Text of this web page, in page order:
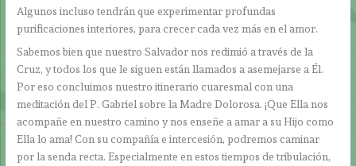
Algunos incluso tendrán que experimentar profundas
purificaciones interiores, para crecer cada vez más en el amor.
Sabemos bien que nuestro Salvador nos redimió a través de la
Cruz, y todos los que le siguen están llamados a asemejarse a Él.
Por eso concluimos nuestro itinerario cuaresmal con una
meditación del P. Gabriel sobre la Madre Dolorosa. ¡Que Ella nos
acompañe en nuestro camino y nos enseñe a amar a su Hijo como
Ella lo ama! Con su compañía e intercesión, podremos caminar
por la senda recta. Especialmente en estos tiempos de tribulación,